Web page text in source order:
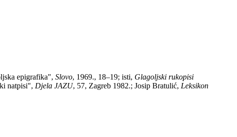
epigrafika", Slovo, 1969., 18–19; isti, Glagoljski rukopisi
natpisi", Djela JAZU, 57, Zagreb 1982.; Josip Bratulić, Leksikon